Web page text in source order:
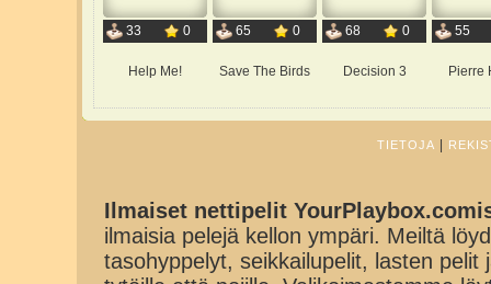
33 0
Help Me!
65 0
Save The Birds
68 0
Decision 3
55
Pierre
TIETOJA
Ilmaiset nettipelit
ilmaisia pelejä kellon ympäri. Meiltä
tasohyppelyt, seikkailupelit, lasten